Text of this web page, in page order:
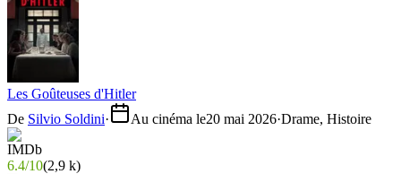
Les Goûteuses d'Hitler
De Silvio Soldini· Au cinéma le20 mai 2026·Drame, Histoire
6.4/10(2,9 k)